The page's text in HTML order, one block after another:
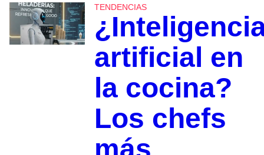
TENDENCIAS
artificial en
la cocina?
Los chefs